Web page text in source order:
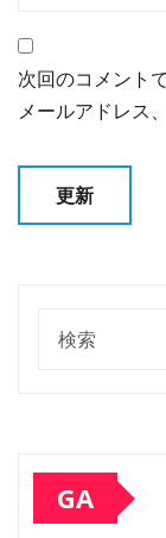
次回のコメント
メールアドレス
GA